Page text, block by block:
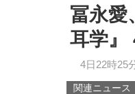
冨永愛
耳学』
4日22時25
関連ニュース